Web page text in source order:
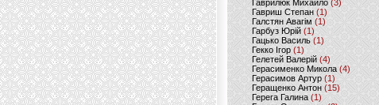
Гаврилюк Михайло (3)
Гавриш Степан (1)
Галстян Авагім (1)
Гарбуз Юрій (1)
Гацько Василь (1)
Гекко Ігор(1)
Гелетей Валерій (4)
Герасименко Микола (4)
Герасимов Артур (1)
Геращенко Антон(15)
Герега Галина (1)